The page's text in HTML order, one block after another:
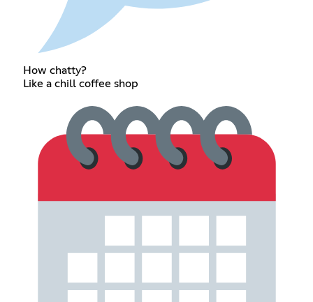
How chatty?
Like a chill coffee shop